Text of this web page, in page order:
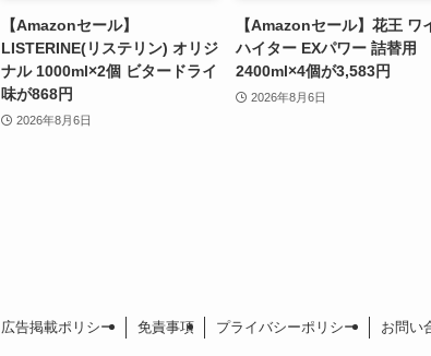
【Amazonセール】
LISTERINE(リステリン) オリジ
ナル 1000ml×2個 ビタードライ
味が868円
2026年8月6日
【Amazonセール】花王 ワ
ハイター EXパワー 詰替用
2400ml×4個が3,583円
2026年8月6日
広告掲載ポリシー 免責事項 プライバシーポリシー お問い